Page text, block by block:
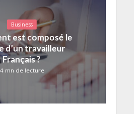
Business
est composé le
d’un travailleur
Français ?
4 mn de lecture